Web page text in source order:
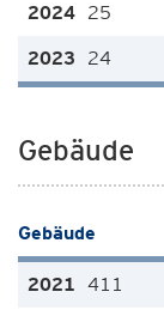
25
24
Gebäude
Gebäude
411